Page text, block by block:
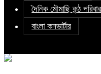
দৈনিক মৌমাছি কন্ঠ পরিবার
বাংলা কনভার্টার